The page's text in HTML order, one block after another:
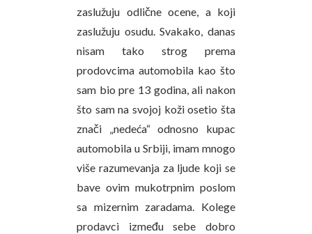
zaslužuju odlične ocene, a koji
zaslužuju osudu. Svakako, danas
nisam tako strog prema
prodovcima automobila kao što
sam bio pre 13 godina, ali nakon
što sam na svojoj koži osetio šta
znači „nedeća“ odnosno kupac
automobila u Srbiji, imam mnogo
više razumevanja za ljude koji se
bave ovim mukotrpnim poslom
sa mizernim zaradama. Kolege
prodavci između sebe dobro